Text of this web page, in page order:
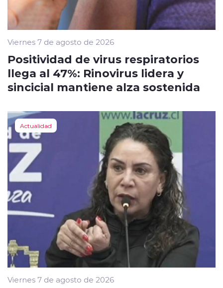
Viernes 7 de agosto de 2026
Positividad de virus respiratorios
llega al 47%: Rinovirus lidera y
sincicial mantiene alza sostenida
Actualidad
Viernes 7 de agosto de 2026